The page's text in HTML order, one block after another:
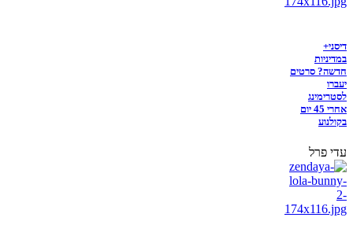
דיסני+
במדיניות
חדשה? סרטים
יעברו
לסטרימינג
אחרי 45 יום
בקולנוע
עדי פרל